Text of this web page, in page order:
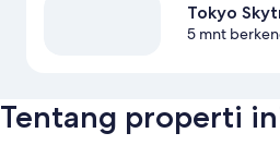
Tokyo
5 mnt
Tentang properti